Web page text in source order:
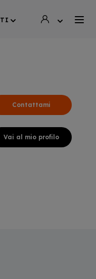
Contattami
Vai al mio profilo